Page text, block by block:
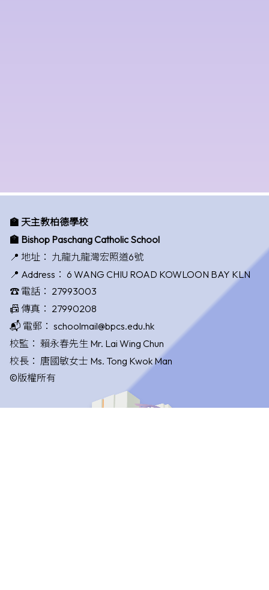
🏫 天主教柏德學校
🏫 Bishop Paschang Catholic School
📍 地址： 九龍九龍灣宏照道6號
📍 Address： 6 WANG CHIU ROAD KOWLOON BAY KLN
☎️ 電話： 27993003
📠 傳真： 27990208
📬 電郵： schoolmail@bpcs.edu.hk
校監： 賴永春先生 Mr. Lai Wing Chun
校長： 唐國敏女士 Ms. Tong Kwok Man
©版權所有